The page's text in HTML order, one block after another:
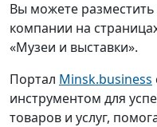
Вы можете
компании на
«Музеи и выставки».
Портал Minsk.business
инструментом для
товаров и услуг,